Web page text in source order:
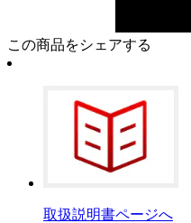
この商品をシェアする
取扱説明書ページへ